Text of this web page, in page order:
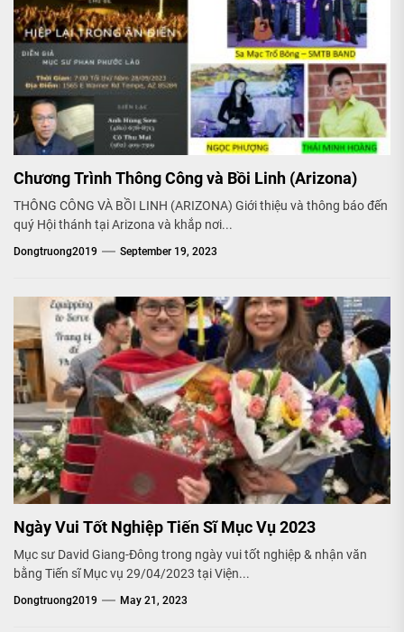
Chương Trình Thông Công và Bồi Linh (Arizona)
THÔNG CÔNG VÀ BỒI LINH (ARIZONA) Giới thiệu và thông báo đến
quý Hội thánh tại Arizona và khắp nơi...
Dongtruong2019 September 19, 2023
Ngày Vui Tốt Nghiệp Tiến Sĩ Mục Vụ 2023
Mục sư David Giang-Đông trong ngày vui tốt nghiệp & nhận văn
bằng Tiến sĩ Mục vụ 29/04/2023 tại Viện...
Dongtruong2019 May 21, 2023